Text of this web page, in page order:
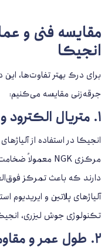
مقایسه فنی و
انجیکا
جرقه‌زنی مقایسه می‌کنیم:
۱. متریال الکترود و رسانایی
انجیکا در استفاده از
دارند که باعث تمرکز
آلیاژهای پلاتین و ایریدیوم
تکنولوژی جوش لیزری،
۲. طول عمر و مقاومت در برابر خوردگی